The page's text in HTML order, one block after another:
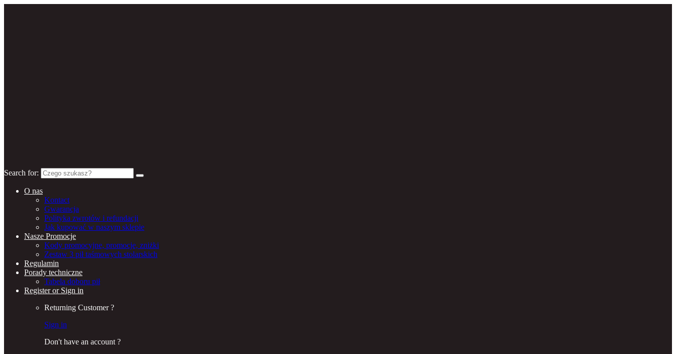
Search for:
O nas
Kontact
Gwarancja
Polityka zwrotów i refundacji
Jak kupować w naszym sklepie
Nasze Promocje
Kody promocyjne, promocje, zniżki
Zestaw 3 pił taśmowych stolarskich
Regulamin
Porady techniczne
Tabela doboru pił
Register or Sign in
Returning Customer ?
Sign in
Don't have an account ?